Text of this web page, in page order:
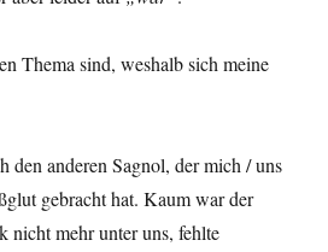
Thema sind, weshalb sich meine
den anderen Sagnol, der mich / uns
gebracht hat. Kaum war der
nicht mehr unter uns, fehlte